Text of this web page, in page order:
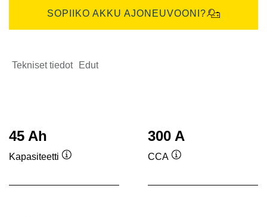
SOPIIKO AKKU AJONEUVOONI?
Tekniset tiedot Edut
45 Ah
Kapasiteetti
300 A
CCA